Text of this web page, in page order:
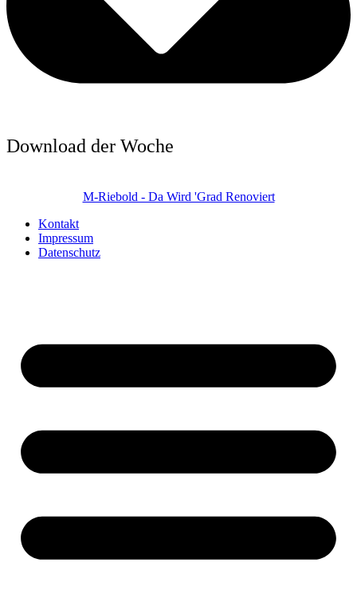
Download der Woche
M-Riebold - Da Wird 'Grad Renoviert
Kontakt
Impressum
Datenschutz